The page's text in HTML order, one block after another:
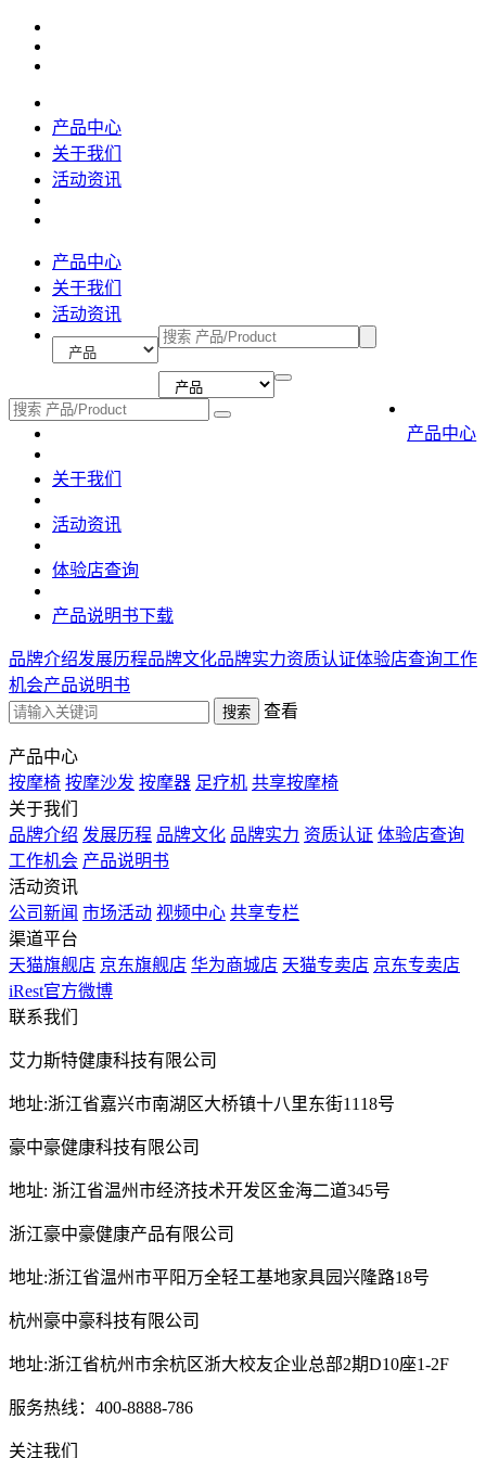
产品中心
关于我们
活动资讯
产品中心
关于我们
活动资讯
产品中心
关于我们
活动资讯
体验店查询
产品说明书下载
品牌介绍发展历程品牌文化品牌实力资质认证体验店查询工作
机会产品说明书
查看
产品中心
按摩椅 按摩沙发 按摩器 足疗机 共享按摩椅
关于我们
品牌介绍 发展历程 品牌文化 品牌实力 资质认证 体验店查询
工作机会 产品说明书
活动资讯
公司新闻 市场活动 视频中心 共享专栏
渠道平台
天猫旗舰店 京东旗舰店 华为商城店 天猫专卖店 京东专卖店
iRest官方微博
联系我们
艾力斯特健康科技有限公司
地址:浙江省嘉兴市南湖区大桥镇十八里东街1118号
豪中豪健康科技有限公司
地址: 浙江省温州市经济技术开发区金海二道345号
浙江豪中豪健康产品有限公司
地址:浙江省温州市平阳万全轻工基地家具园兴隆路18号
杭州豪中豪科技有限公司
地址:浙江省杭州市余杭区浙大校友企业总部2期D10座1-2F
服务热线：400-8888-786
关注我们